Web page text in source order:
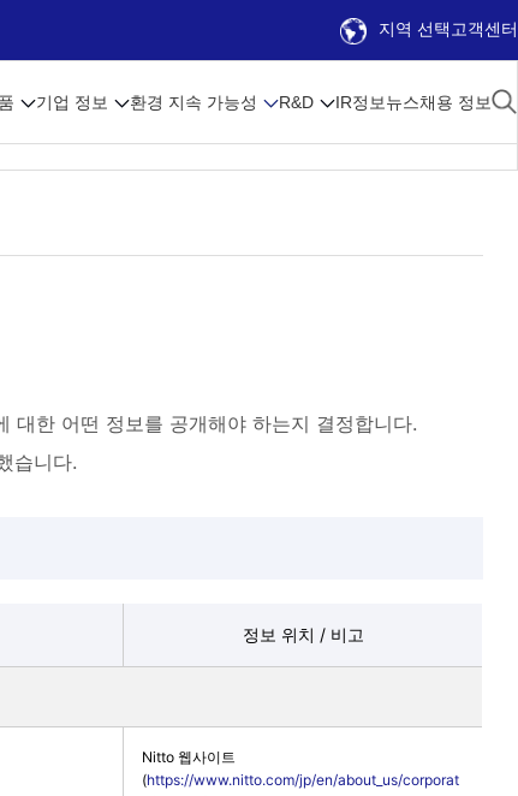
지역 선택고객센터
기업 정보 환경 지속 가능성 R&D IR정보뉴스채용 정보
한 어떤 정보를 공개해야 하는지 결정합니다.
습니다.
정보 위치 / 비고
Nitto 웹사이트
(https://www.nitto.com/jp/en/about_us/corporat